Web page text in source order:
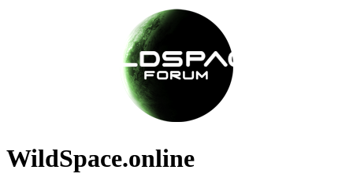
WildSpace.online